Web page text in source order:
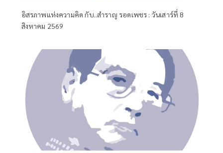
อิสรภาพแห่งความคิด กับ..สำราญ รอด
อิสรภาพแห่งความคิด กับ..สำราญ รอดเพชร : วันเสาร์ที่ 8
สิงหาคม 2569